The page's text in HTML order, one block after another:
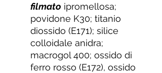
filmato ipromellosa;
povidone K30; titanio
diossido (E171); silice
colloidale anidra;
macrogol 400; ossido di
ferro rosso (E172), ossido